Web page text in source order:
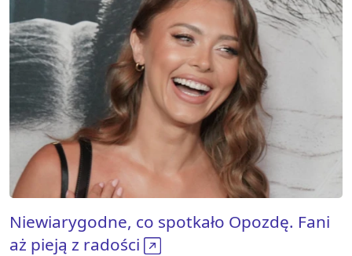
Niewiarygodne, co spotkało Opozdę. Fani
aż pieją z radości